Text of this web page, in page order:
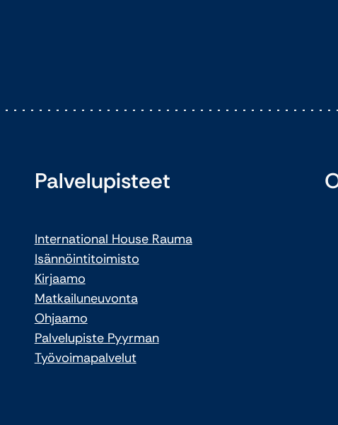
Palvelupisteet
International House Rauma
Isännöintitoimisto
Kirjaamo
Matkailuneuvonta
Ohjaamo
Palvelupiste Pyyrman
Työvoimapalvelut